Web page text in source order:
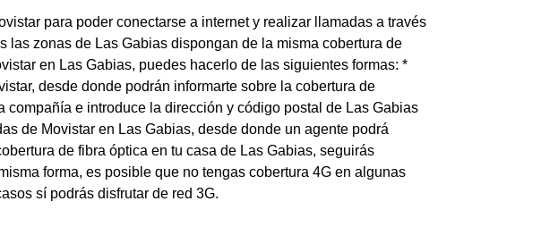
para poder conectarse a internet y realizar llamadas a través
zonas de Las Gabias dispongan de la misma cobertura de
en Las Gabias, puedes hacerlo de las siguientes formas: *
desde donde podrán informarte sobre la cobertura de
compañía e introduce la dirección y código postal de Las Gabias
de Movistar en Las Gabias, desde donde un agente podrá
de fibra óptica en tu casa de Las Gabias, seguirás
forma, es posible que no tengas cobertura 4G en algunas
sí podrás disfrutar de red 3G.